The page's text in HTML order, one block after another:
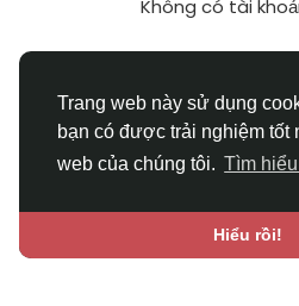
Trang web này sử dụng
bạn có được trải nghiệm tốt
web của chúng tôi. Tìm
Hiểu rồi!
Không có tài
Liên hệ chúng tôi•Bao Quát•
Chợ Tình•